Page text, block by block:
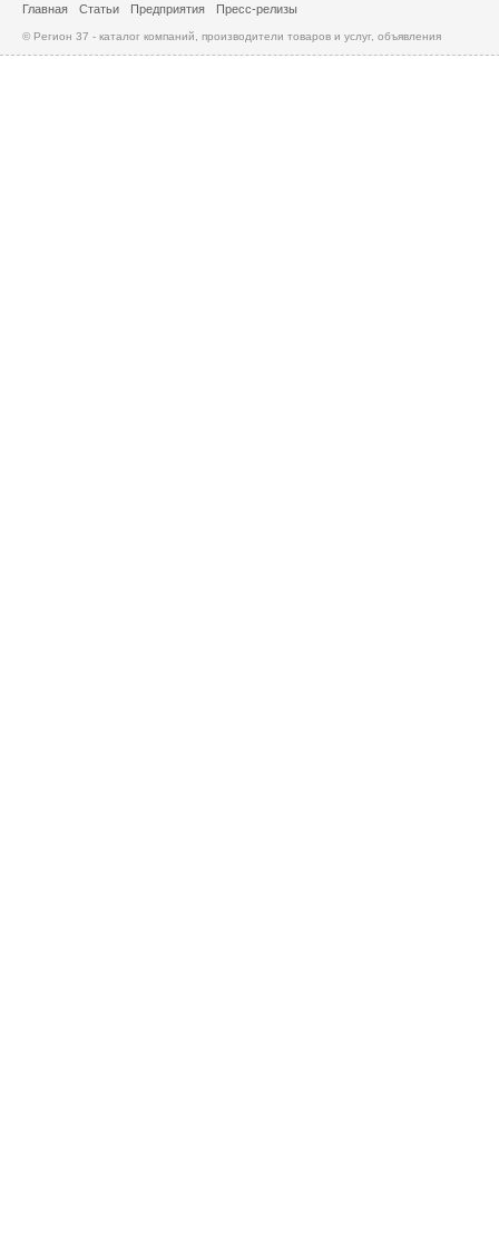
Главная Статьи Предприятия Пресс-релизы
© Регион 37 - каталог компаний, производители товаров и услуг, объявления